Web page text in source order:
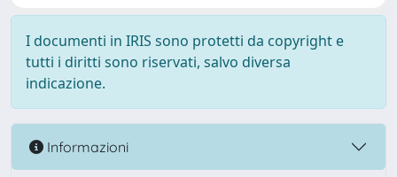
I documenti in IRIS sono protetti da copyright e
tutti i diritti sono riservati, salvo diversa
indicazione.
Informazioni